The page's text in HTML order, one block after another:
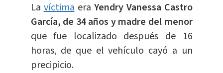
Lavíctima era Yendry Vanessa Castro
García, de 34 años y madre del menor
que fue localizado después de 16
horas, de que el vehículo cayó a un
precipicio.